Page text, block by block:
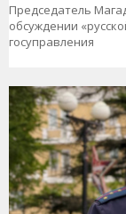
Председатель
обсуждении
госуправления